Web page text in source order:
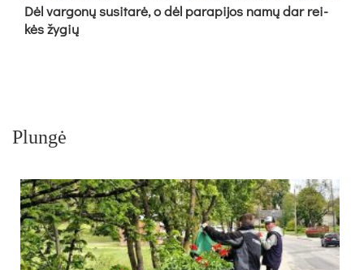
Dėl var­go­nų su­si­ta­rė, o dėl pa­ra­pi­jos na­mų dar rei­
kės žy­gių
Plungė